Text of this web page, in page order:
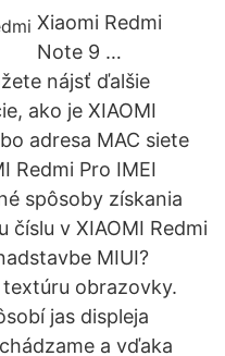
Xiaomi Redmi
Note 9 …
nájsť ďalšie
ako je XIAOMI
adresa MAC siete
Redmi Pro IMEI
spôsoby získania
číslu v XIAOMI Redmi
MIUI?
obrazovky.
jas displeja
a vďaka